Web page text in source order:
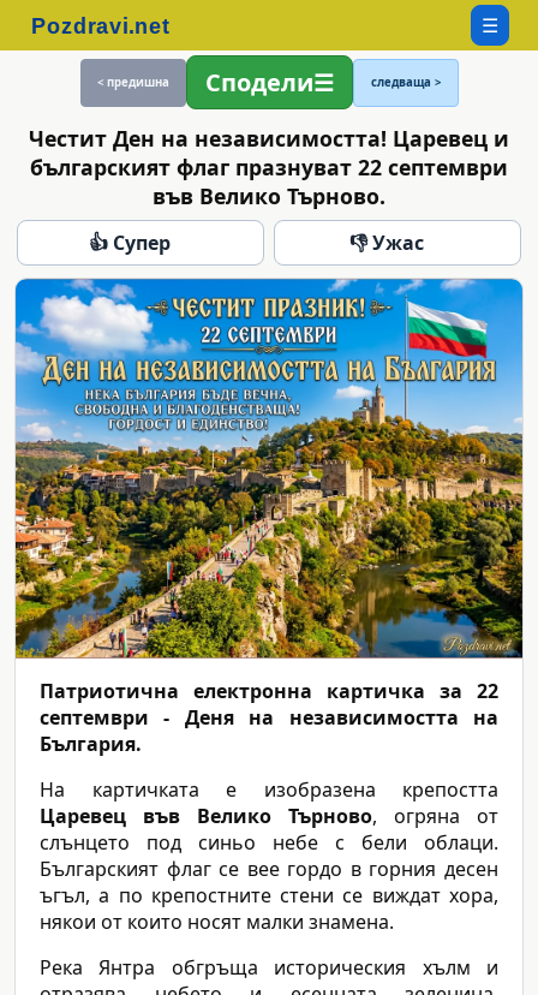
☰
< предишна Сподели следваща >
Честит Ден на независимостта! Царевец и
българският флаг празнуват 22 септември
във Велико Търново.
👍 Супер 👎 Ужас
Патриотична електронна картичка за 22
септември - Деня на независимостта на
България.
На картичката е изобразена крепостта
Царевец във Велико Търново, огряна от
слънцето под синьо небе с бели облаци.
Българският флаг се вее гордо в горния десен
ъгъл, а по крепостните стени се виждат хора,
някои от които носят малки знамена.
Река Янтра обгръща историческия хълм и